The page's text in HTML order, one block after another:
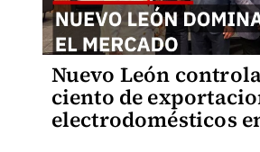
Nuevo León
ciento de
electrodomésticos